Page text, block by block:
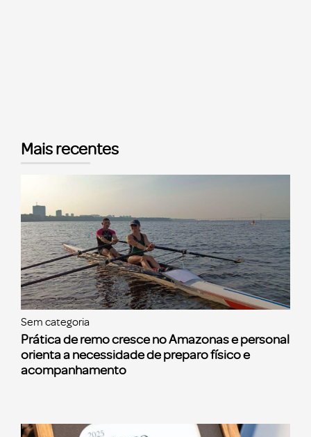
Mais recentes
Sem categoria
Prática de remo cresce no Amazonas e personal
orienta a necessidade de preparo físico e
acompanhamento